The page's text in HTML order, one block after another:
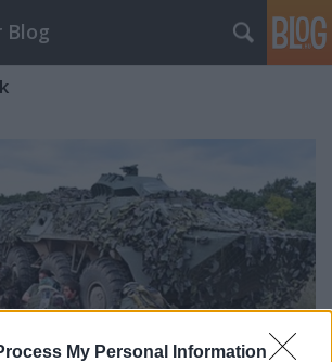
My Personal Information
Blog